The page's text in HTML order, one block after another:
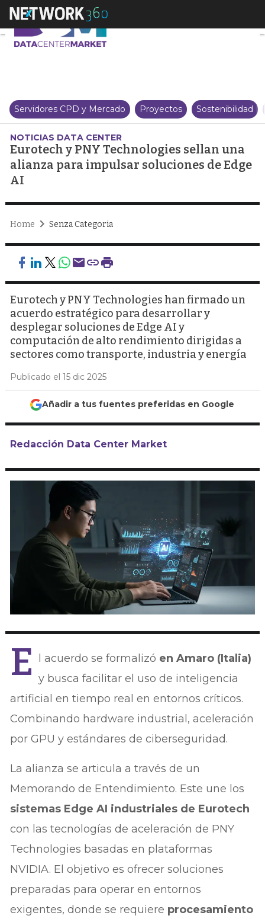
Eurotech y PNY Technologies
Servidores CPD y Mercado Proyectos Sostenibilidad
NOTICIAS DATA CENTER
Eurotech y PNY Technologies sellan una
alianza para impulsar soluciones de Edge
AI
Home Senza Categoria
Eurotech y PNY Technologies han firmado un
acuerdo estratégico para desarrollar y
desplegar soluciones de Edge AI y
computación de alto rendimiento dirigidas a
sectores como transporte, industria y energía
Publicado el 15 dic 2025
Añadir a tus fuentes preferidas en Google
Redacción Data Center Market
E l acuerdo se formalizó en Amaro (Italia)
y busca facilitar el uso de inteligencia
artificial en tiempo real en entornos críticos.
Combinando hardware industrial, aceleración
por GPU y estándares de ciberseguridad.
La alianza se articula a través de un
Memorando de Entendimiento. Este une los
sistemas Edge AI industriales de Eurotech
con las tecnologías de aceleración de PNY
Technologies basadas en plataformas
NVIDIA. El objetivo es ofrecer soluciones
preparadas para operar en entornos
exigentes, donde se requiere procesamiento